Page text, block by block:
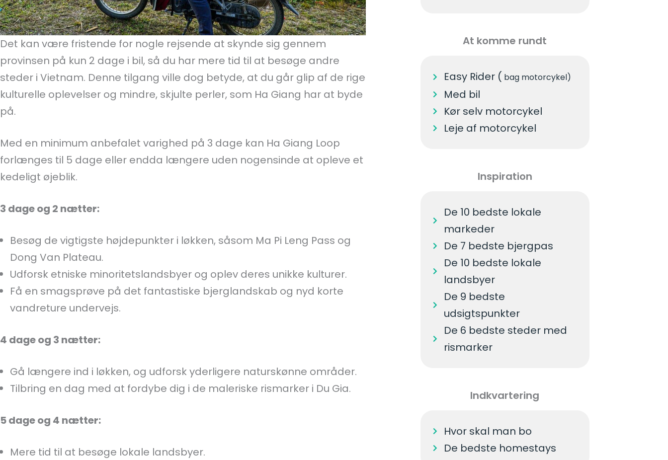
Det kan være fristende for nogle rejsende at skynde sig gennem
provinsen på kun 2 dage i bil, så du har mere tid til at besøge andre
steder i Vietnam. Denne tilgang ville dog betyde, at du går glip af de rige
kulturelle oplevelser og mindre, skjulte perler, som Ha Giang har at byde
på.
Med en minimum anbefalet varighed på 3 dage kan Ha Giang Loop
forlænges til 5 dage eller endda længere uden nogensinde at opleve et
kedeligt øjeblik.
3 dage og 2 nætter:
Besøg de vigtigste højdepunkter i løkken, såsom Ma Pi Leng Pass og
Dong Van Plateau.
Udforsk etniske minoritetslandsbyer og oplev deres unikke kulturer.
Få en smagsprøve på det fantastiske bjerglandskab og nyd korte
vandreture undervejs.
4 dage og 3 nætter:
Gå længere ind i løkken, og udforsk yderligere naturskønne områder.
Tilbring en dag med at fordybe dig i de maleriske rismarker i Du Gia.
5 dage og 4 nætter:
Mere tid til at besøge lokale landsbyer.
At komme rundt
Easy Rider ( bag motorcykel)
Med bil
Kør selv motorcykel
Leje af motorcykel
Inspiration
De 10 bedste lokale
markeder
De 7 bedste bjergpas
De 10 bedste lokale
landsbyer
De 9 bedste
udsigtspunkter
De 6 bedste steder med
rismarker
Indkvartering
Hvor skal man bo
De bedste homestays